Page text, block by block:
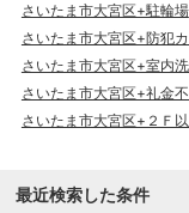
さいたま市大宮区+駐輪場
さいたま市大宮区+防犯
さいたま市大宮区+室内
さいたま市大宮区+礼金
さいたま市大宮区+２Ｆ
最近検索した条件